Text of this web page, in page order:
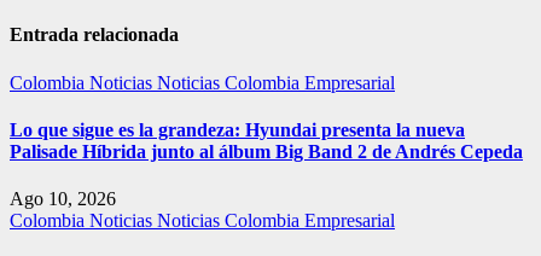
Entrada relacionada
Colombia Noticias Noticias Colombia Empresarial
Lo que sigue es la grandeza: Hyundai presenta la nueva
Palisade Híbrida junto al álbum Big Band 2 de Andrés Cepeda
Ago 10, 2026
Colombia Noticias Noticias Colombia Empresarial